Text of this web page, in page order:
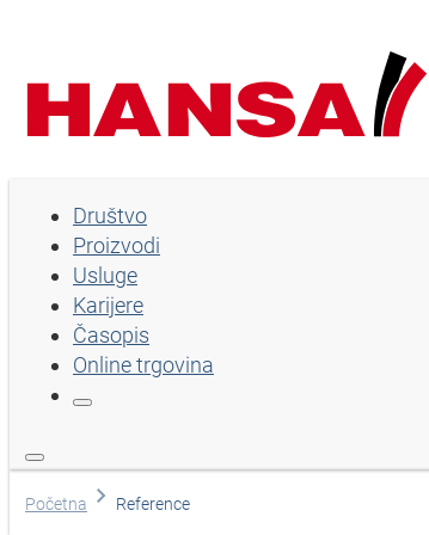
Društvo
Proizvodi
Usluge
Karijere
Časopis
Online trgovina
Početna Reference
Društvo
Proizvodi
Usluge
Karijere
Izaberi jezik
Pomoć i kontakt